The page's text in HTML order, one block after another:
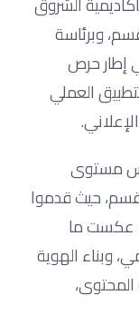
وبرئاسة
إطار حرص
العملي
مستوى
حيث قدموا
عكست ما
وبناء الهوية